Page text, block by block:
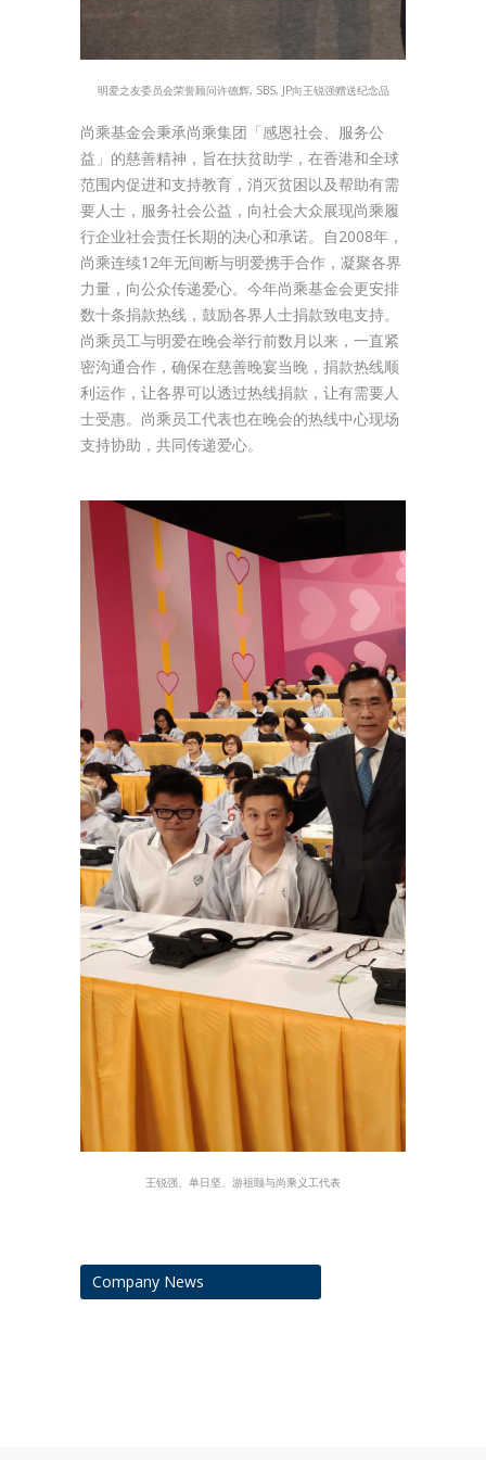
明爱之友委员会荣誉顾问许德辉, SBS, JP向王锐强赠送纪念品
尚乘基金会秉承尚乘集团「感恩社会、服务公
益」的慈善精神，旨在扶贫助学，在香港和全球
范围内促进和支持教育，消灭贫困以及帮助有需
要人士，服务社会公益，向社会大众展现尚乘履
行企业社会责任长期的决心和承诺。自2008年，
尚乘连续12年无间断与明爱携手合作，凝聚各界
力量，向公众传递爱心。今年尚乘基金会更安排
数十条捐款热线，鼓励各界人士捐款致电支持。
尚乘员工与明爱在晚会举行前数月以来，一直紧
密沟通合作，确保在慈善晚宴当晚，捐款热线顺
利运作，让各界可以透过热线捐款，让有需要人
士受惠。尚乘员工代表也在晚会的热线中心现场
支持协助，共同传递爱心。
王锐强、单日坚、游祖颐与尚乘义工代表
Company News